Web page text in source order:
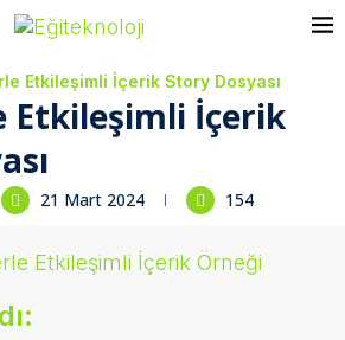
Etkileşimli İçerik Story Dosyası
Etkileşimli İçerik
21 Mart 2024 154